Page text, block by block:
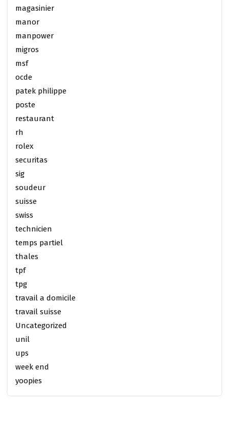
magasinier
manor
manpower
migros
msf
ocde
patek philippe
poste
restaurant
rh
rolex
securitas
sig
soudeur
suisse
swiss
technicien
temps partiel
thales
tpf
tpg
travail a domicile
travail suisse
Uncategorized
unil
ups
week end
yoopies